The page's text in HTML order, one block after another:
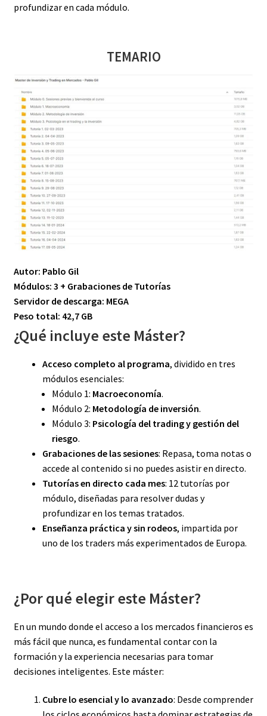
profundizar en cada módulo.
TEMARIO
Autor: Pablo Gil
Módulos: 3 + Grabaciones de Tutorías
Servidor de descarga: MEGA
Peso total: 42,7 GB
¿Qué incluye este Máster?
Acceso completo al programa, dividido en tres
módulos esenciales:
Módulo 1: Macroeconomía.
Módulo 2: Metodología de inversión.
Módulo 3: Psicología del trading y gestión del
riesgo.
Grabaciones de las sesiones: Repasa, toma notas o
accede al contenido si no puedes asistir en directo.
Tutorías en directo cada mes: 12 tutorías por
módulo, diseñadas para resolver dudas y
profundizar en los temas tratados.
Enseñanza práctica y sin rodeos, impartida por
uno de los traders más experimentados de Europa.
¿Por qué elegir este Máster?
En un mundo donde el acceso a los mercados financieros es
más fácil que nunca, es fundamental contar con la
formación y la experiencia necesarias para tomar
decisiones inteligentes. Este máster:
Cubre lo esencial y lo avanzado: Desde comprender